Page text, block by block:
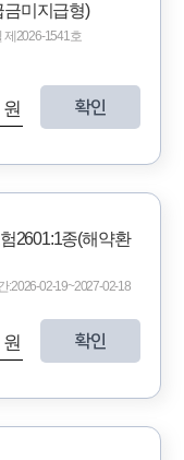
금미지급형)
제2026-1541호
확인
2601:1종(해약환
:2026-02-19~2027-02-18
확인